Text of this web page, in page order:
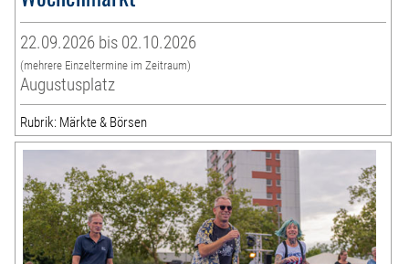
22.09.2026 bis 02.10.2026
(mehrere Einzeltermine im Zeitraum)
Augustusplatz
Rubrik: Märkte & Börsen